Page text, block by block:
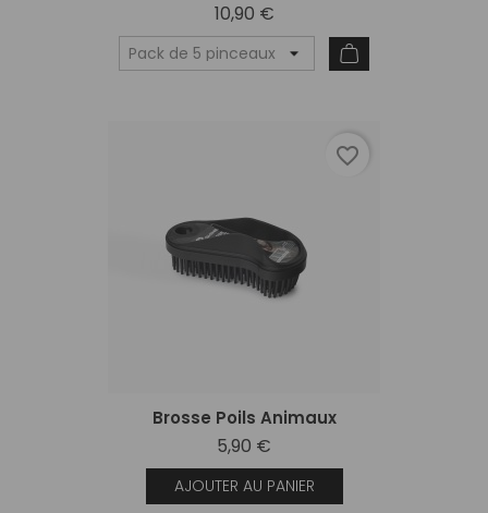
10,90 €
Brosse Poils Animaux
5,90 €
AJOUTER AU PANIER
favorite_border